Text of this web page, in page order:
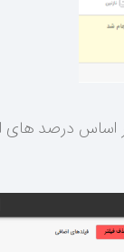
اساس درصد